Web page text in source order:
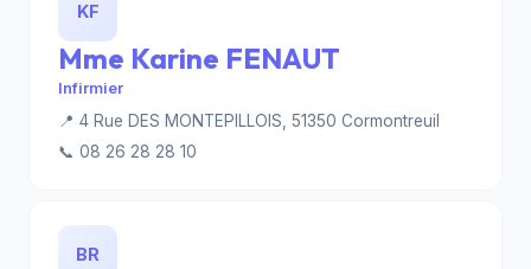
KF
Mme Karine FENAUT
Infirmier
📍 4 Rue DES MONTEPILLOIS, 51350 Cormontreuil
📞 08 26 28 28 10
BR